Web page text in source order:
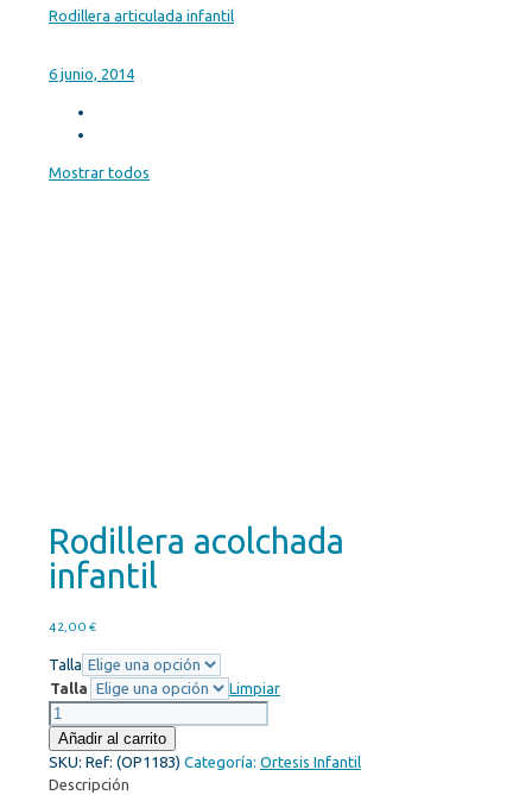
Rodillera articulada infantil
6 junio, 2014
Mostrar todos
Rodillera acolchada
infantil
42,00 €
Talla
Talla
Limpiar
Rodillera
acolchada
infantil
cantidad
Añadir al carrito
SKU: Ref: (OP1183) Categoría: Ortesis Infantil
Descripción